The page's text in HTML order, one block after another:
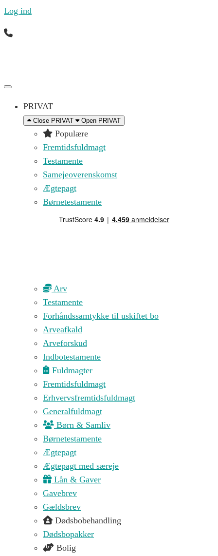
Log ind
PRIVAT
Close PRIVAT Open PRIVAT
Populære
Fremtidsfuldmagt
Testamente
Samejeoverenskomst
Ægtepagt
Børnetestamente
Arv
Testamente
Forhåndssamtykke til uskiftet bo
Arveafkald
Arveforskud
Indbotestamente
Fuldmagter
Fremtidsfuldmagt
Erhvervsfremtidsfuldmagt
Generalfuldmagt
Børn & Samliv
Børnetestamente
Ægtepagt
Ægtepagt med særeje
Lån & Gaver
Gavebrev
Gældsbrev
Dødsbobehandling
Dødsbopakker
Bolig